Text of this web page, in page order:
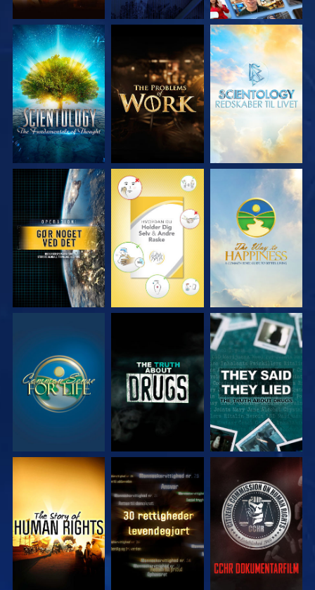
UDFORSK SERIEN UDFORSK SERIEN UDFORSK SERIEN
SE SE SE
SE SE
SE SE SE